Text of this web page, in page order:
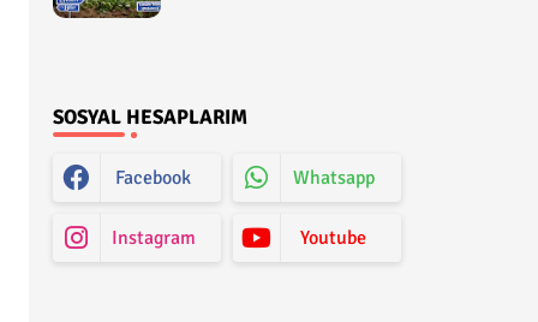
SOSYAL HESAPLARIM
Facebook Whatsapp
Instagram Youtube